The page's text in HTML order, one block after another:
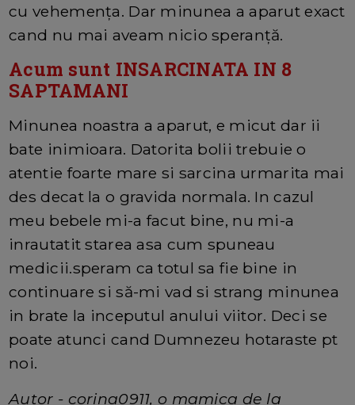
cu vehemența. Dar minunea a aparut exact
cand nu mai aveam nicio speranță.
Acum sunt INSARCINATA IN 8
SAPTAMANI
Minunea noastra a aparut, e micut dar ii
bate inimioara. Datorita bolii trebuie o
atentie foarte mare si sarcina urmarita mai
des decat la o gravida normala. In cazul
meu bebele mi-a facut bine, nu mi-a
inrautatit starea asa cum spuneau
medicii.speram ca totul sa fie bine in
continuare si să-mi vad si strang minunea
in brate la inceputul anului viitor. Deci se
poate atunci cand Dumnezeu hotaraste pt
noi.
Autor - corina0911, o mamica de la